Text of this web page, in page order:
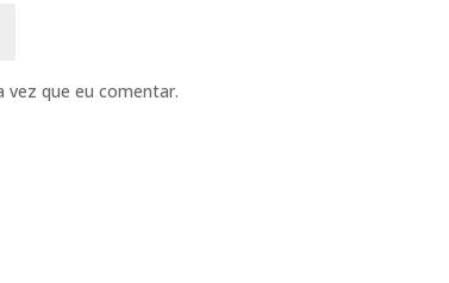
vez que eu comentar.